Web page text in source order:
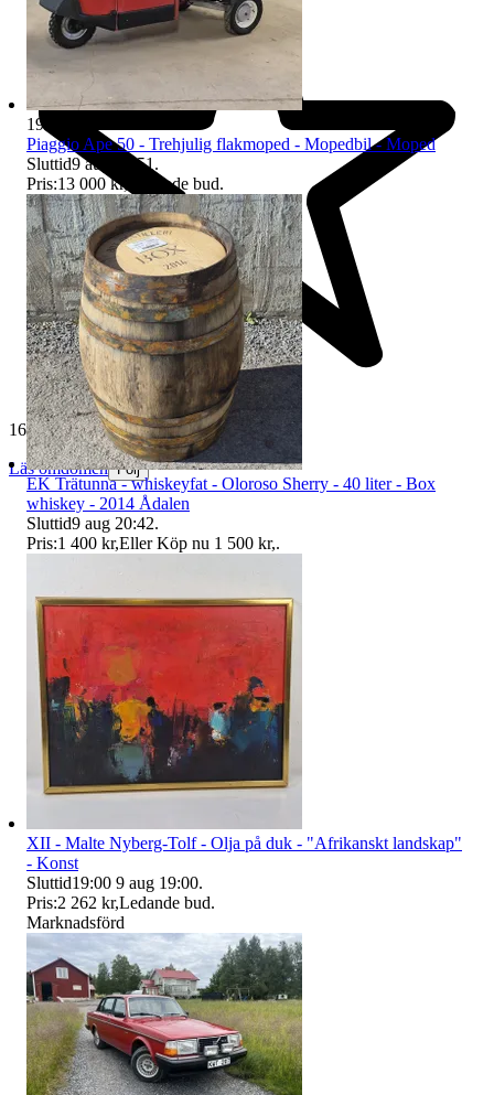
165 041 omdömen
Läs omdömen Följ
1999
Piaggio Ape 50 - Trehjulig flakmoped - Mopedbil - Moped
Sluttid9 aug 20:51.
Pris:13 000 kr, Ledande bud.
EK Trätunna - whiskeyfat - Oloroso Sherry - 40 liter - Box
whiskey - 2014 Ådalen
Sluttid9 aug 20:42.
Pris:1 400 kr,Eller Köp nu 1 500 kr,.
XII - Malte Nyberg-Tolf - Olja på duk - "Afrikanskt landskap"
- Konst
Sluttid19:00 9 aug 19:00.
Pris:2 262 kr,Ledande bud.
Marknadsförd